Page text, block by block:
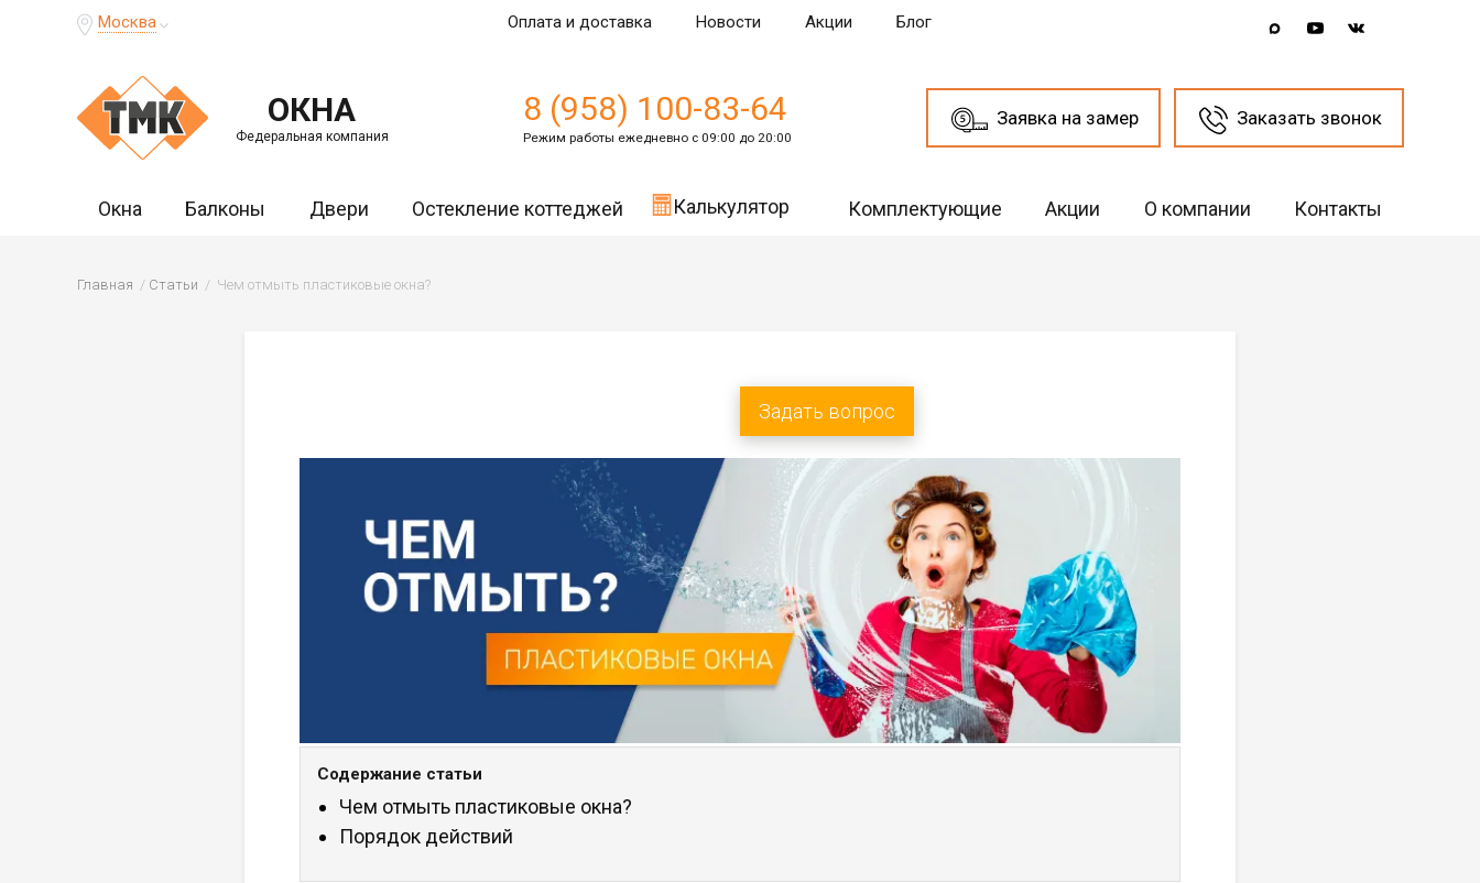
Москва Оплата и доставка Новости Акции Блог
ОКНА
Федеральная компания
8 (958) 100-83-64
Режим работы ежедневно с 09:00 до 20:00
Заявка на замер Заказать звонок
Окна Балконы Двери Остекление коттеджей Калькулятор Комплектующие Акции О компании Контакты
Главная Статьи Чем отмыть пластиковые окна?
Задать вопрос
Содержание статьи
Чем отмыть пластиковые окна?
Порядок действий